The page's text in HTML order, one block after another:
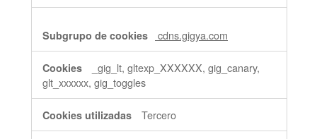
cdns.gigya.com
_gig_lt, gltexp_XXXXXX, gig_canary,
glt_xxxxxx, gig_toggles
Tercero